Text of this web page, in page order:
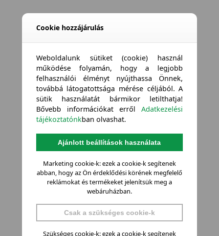
Cookie hozzájárulás
Weboldalunk sütiket (cookie) használ
működése folyamán, hogy a legjobb
felhasználói élményt nyújthassa Önnek,
továbbá látogatottsága mérése céljából. A
sütik használatát bármikor letilthatja!
Bővebb információkat errőlAdatkezelési
tájékoztatónkban olvashat.
Ajánlott beállítások használata
Marketing cookie-k: ezek a cookie-k segítenek
abban, hogy az Ön érdeklődési körének megfelelő
reklámokat és termékeket jelenítsük meg a
webáruházban.
Csak a szükséges cookie-k
Szükséges cookie-k: ezek a cookie-k segítenek